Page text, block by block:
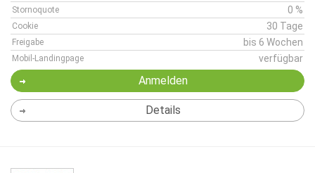
Stornoquote 0 %
Cookie 30 Tage
Freigabe bis 6 Wochen
Mobil-Landingpage verfügbar
Anmelden
Details